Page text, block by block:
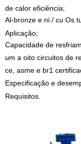
de calor eficiência;
Al-bronze e ni / cu Os
Aplicação;
Capacidade de
um a oito circuitos de
ce, asme e br1
Especificação e
Requisitos.